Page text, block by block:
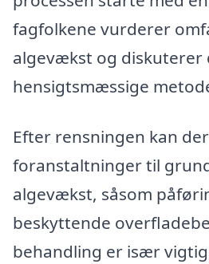
fagfolkene vurderer
algevækst og diskuterer
hensigtsmæssige
Efter rensningen kan
foranstaltninger til
algevækst, såsom
beskyttende
behandling er især